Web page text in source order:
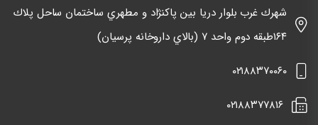
شهرك غرب بلوار دريا بين پاكنژاد و مطهري ساختمان ساحل پلاك
١٦٤طبقه دوم واحد ٧ (بالاي داروخانه پرسيان)
٠٢١٨٨٣٧٠٠٦٠
٠٢١٨٨٣٧٧٨١٦